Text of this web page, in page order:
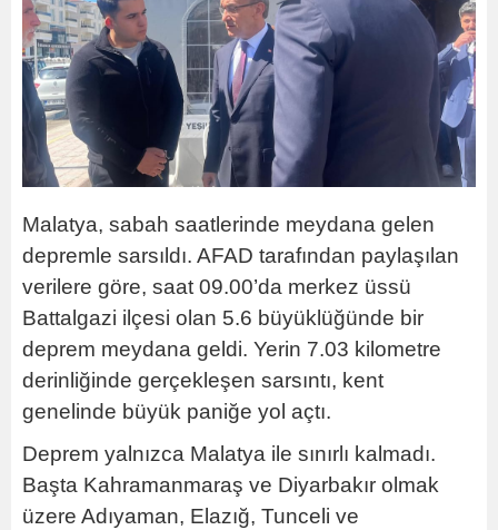
Malatya, sabah saatlerinde meydana gelen
depremle sarsıldı. AFAD tarafından paylaşılan
verilere göre, saat 09.00’da merkez üssü
Battalgazi ilçesi olan 5.6 büyüklüğünde bir
deprem meydana geldi. Yerin 7.03 kilometre
derinliğinde gerçekleşen sarsıntı, kent
genelinde büyük paniğe yol açtı.
Deprem yalnızca Malatya ile sınırlı kalmadı.
Başta Kahramanmaraş ve Diyarbakır olmak
üzere Adıyaman, Elazığ, Tunceli ve